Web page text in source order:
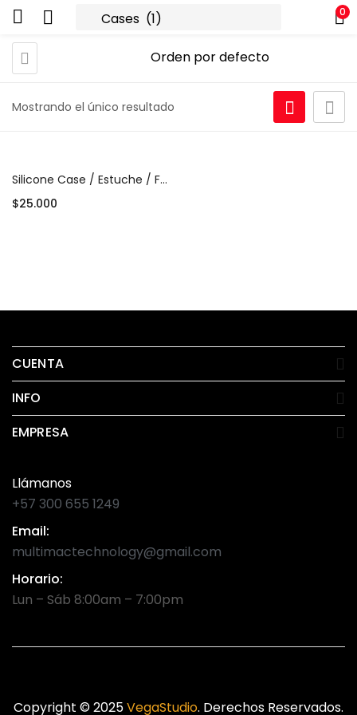
0
Mostrando el único resultado
Silicone Case / Estuche / Funda para iPhone – Diversos Colores (desde $25.000)
$25.000
CUENTA
INFO
EMPRESA
Llámanos
+57 300 655 1249
Email:
multimactechnology@gmail.com
Horario:
Lun – Sáb 8:00am – 7:00pm
Copyright © 2025VegaStudio. Derechos Reservados.